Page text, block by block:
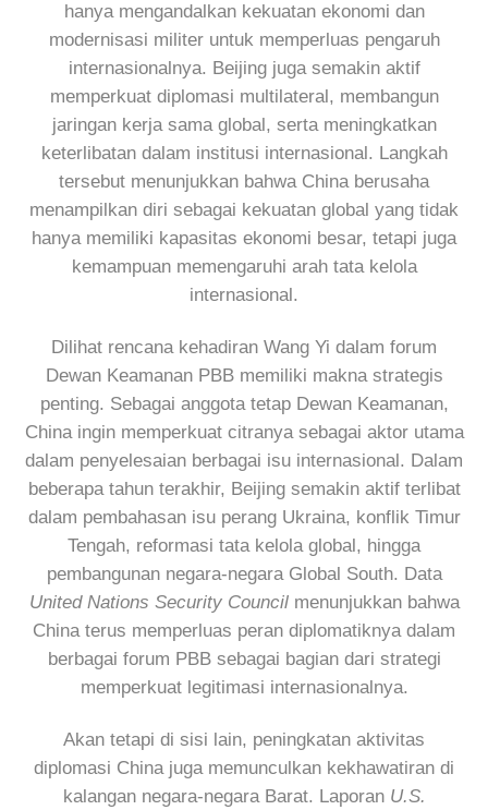
hanya mengandalkan kekuatan ekonomi dan
modernisasi militer untuk memperluas pengaruh
internasionalnya. Beijing juga semakin aktif
memperkuat diplomasi multilateral, membangun
jaringan kerja sama global, serta meningkatkan
keterlibatan dalam institusi internasional. Langkah
tersebut menunjukkan bahwa China berusaha
menampilkan diri sebagai kekuatan global yang tidak
hanya memiliki kapasitas ekonomi besar, tetapi juga
kemampuan memengaruhi arah tata kelola
internasional.
Dilihat rencana kehadiran Wang Yi dalam forum
Dewan Keamanan PBB memiliki makna strategis
penting. Sebagai anggota tetap Dewan Keamanan,
China ingin memperkuat citranya sebagai aktor utama
dalam penyelesaian berbagai isu internasional. Dalam
beberapa tahun terakhir, Beijing semakin aktif terlibat
dalam pembahasan isu perang Ukraina, konflik Timur
Tengah, reformasi tata kelola global, hingga
pembangunan negara-negara Global South. Data
United Nations Security Councilmenunjukkan bahwa
China terus memperluas peran diplomatiknya dalam
berbagai forum PBB sebagai bagian dari strategi
memperkuat legitimasi internasionalnya.
Akan tetapi di sisi lain, peningkatan aktivitas
diplomasi China juga memunculkan kekhawatiran di
kalangan negara-negara Barat. Laporan U.S.